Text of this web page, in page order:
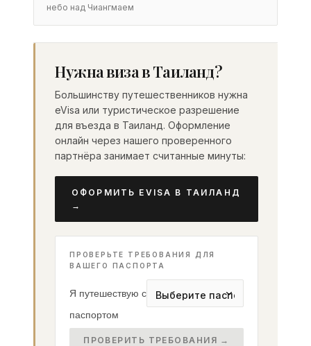
небо над Чиангмаем
Нужна виза в Таиланд?
Большинству путешественников нужна
eVisa или туристическое разрешение
для въезда в Таиланд. Оформление
онлайн через нашего проверенного
партнёра занимает считанные минуты:
ОФОРМИТЬ EVISA В ТАИЛАНД
→
ПРОВЕРЬТЕ ТРЕБОВАНИЯ ДЛЯ
ВАШЕГО ПАСПОРТА
Я путешествую с
паспортом
ПРОВЕРИТЬ ТРЕБОВАНИЯ →